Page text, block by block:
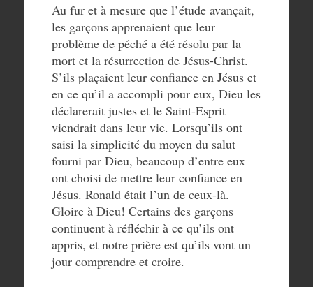
Au fur et à mesure que l’étude avançait,
les garçons apprenaient que leur
problème de péché a été résolu par la
mort et la résurrection de Jésus-Christ.
S’ils plaçaient leur confiance en Jésus et
en ce qu’il a accompli pour eux, Dieu les
déclarerait justes et le Saint-Esprit
viendrait dans leur vie. Lorsqu’ils ont
saisi la simplicité du moyen du salut
fourni par Dieu, beaucoup d’entre eux
ont choisi de mettre leur confiance en
Jésus. Ronald était l’un de ceux-là.
Gloire à Dieu! Certains des garçons
continuent à réfléchir à ce qu’ils ont
appris, et notre prière est qu’ils vont un
jour comprendre et croire.